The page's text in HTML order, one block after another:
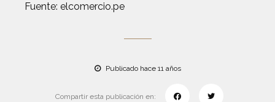
Fuente: elcomercio.pe
Publicado hace 11 años
Compartir esta publicación en: